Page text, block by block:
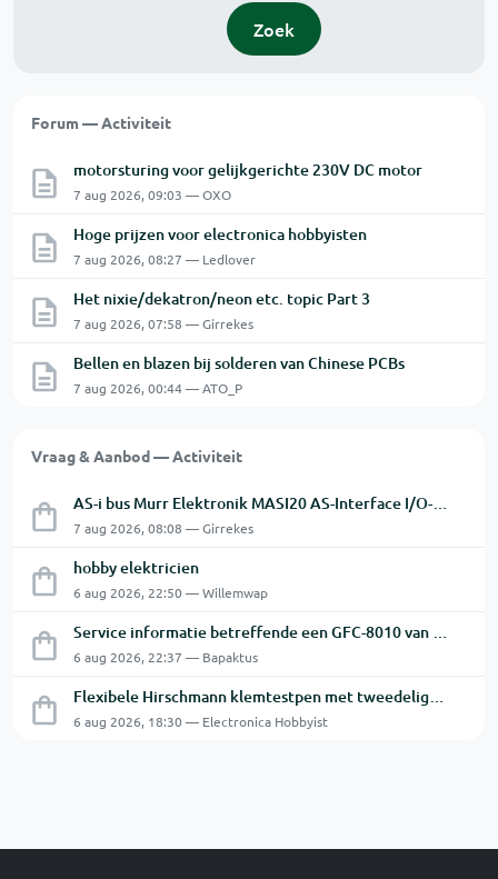
Zoek
Forum — Activiteit
motorsturing voor gelijkgerichte 230V DC motor
7 aug 2026, 09:03 — OXO
Hoge prijzen voor electronica hobbyisten
7 aug 2026, 08:27 — Ledlover
Het nixie/dekatron/neon etc. topic Part 3
7 aug 2026, 07:58 — Girrekes
Bellen en blazen bij solderen van Chinese PCBs
7 aug 2026, 00:44 — ATO_P
Vraag & Aanbod — Activiteit
AS-i bus Murr Elektronik MASI20 AS-Interface I/O-module 56440
7 aug 2026, 08:08 — Girrekes
hobby elektricien
6 aug 2026, 22:50 — Willemwap
Service informatie betreffende een GFC-8010 van GW
6 aug 2026, 22:37 — Bapaktus
Flexibele Hirschmann klemtestpen met tweedelige klem.
6 aug 2026, 18:30 — Electronica Hobbyist